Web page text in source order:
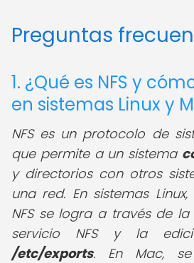
Preguntas
1. ¿Qué es NFS y
en sistemas Linux y
NFS es un protocolo de
que permite a un sistema
y directorios con otros
una red. En sistemas
NFS se logra a través de
servicio NFS y la
/etc/exports. En Mac,